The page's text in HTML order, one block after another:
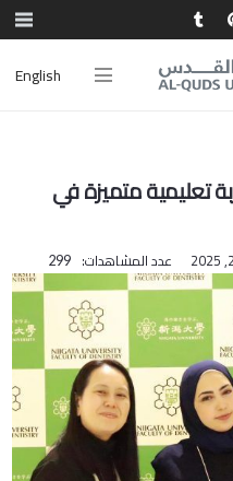
English
تعليمية متميزة في
عدد المشاهدات: 299